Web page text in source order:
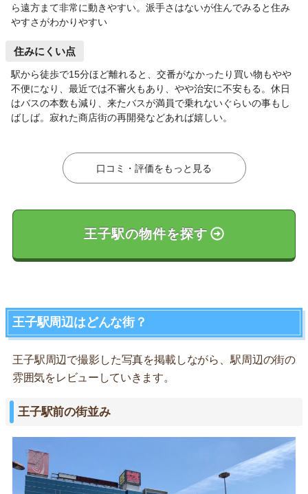
ら遠方まて非常に動きやすい。派手さはないが住んでみると住み
やすさがわかりやすい
住みにくい点
駅から徒歩で15分ほど離れると、交番がなかったり買い物もやや
不便になり、最近では不審火もあり、やや治安に不安もる。休日
はバスの本数も減り、来たバスが満員で乗れないぐらいの事もし
ばしば。寂れた商店街の再開発などあれば嬉しい。
口コミ・評価をもっと見る
王子駅の物件を探す
王子駅周辺はどんな街？
王子駅周辺で撮影した写真を掲載しながら、駅周辺の街の
雰囲気をレビューしていきます。
王子駅前の街並み